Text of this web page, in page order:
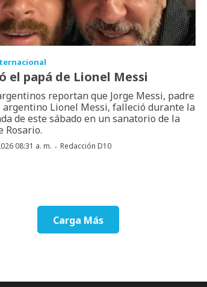
el papá de Lionel Messi
reportan que Jorge Messi, padre
argentino Lionel Messi, falleció durante la
de este sábado en un sanatorio de la
Rosario.
08:31 a. m. ·Redacción D10
Carga Más